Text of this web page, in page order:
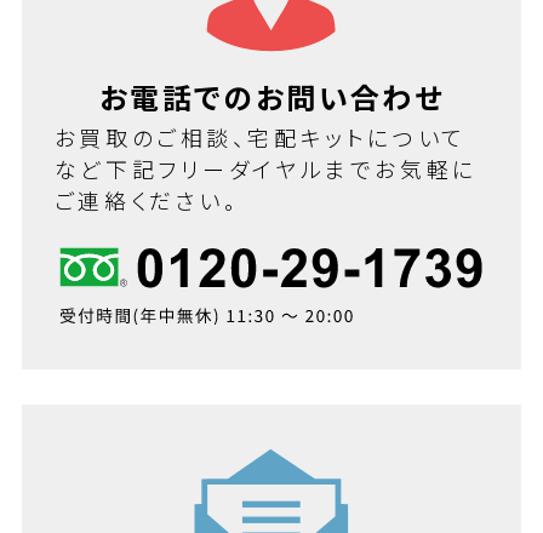
お電話でのお問い合わせ
お買取のご相談、宅配キットについて
など下記フリーダイヤルまでお気軽に
ご連絡ください。